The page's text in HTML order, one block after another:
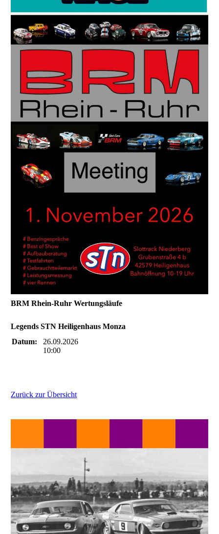
BRM Rhein-Ruhr Wertungsläufe
Legends STN Heiligenhaus Monza
Datum:
26.09.2026
10:00
Zurück zur Übersicht